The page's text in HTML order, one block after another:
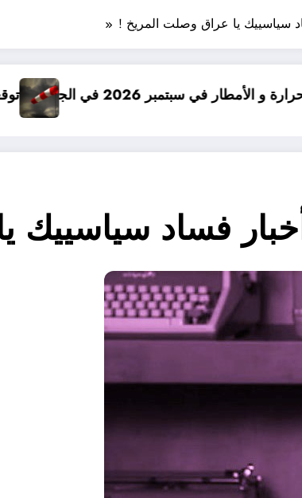
سياسييك يا عراق وصلت المريخ !
توقعات درجات الحرارة في خريف 2026 في الجزائر
فساد